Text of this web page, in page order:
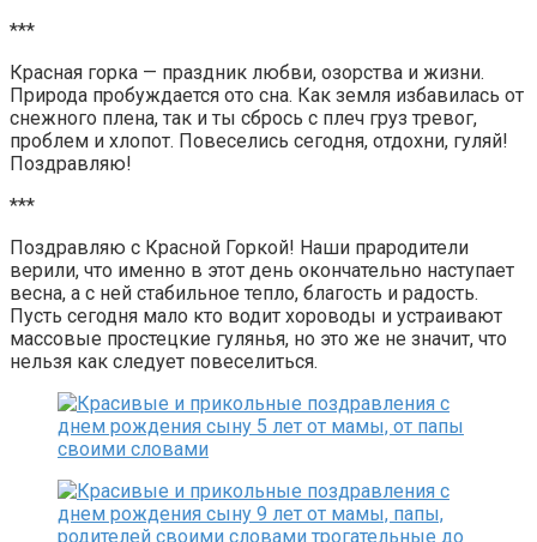
***
Красная горка — праздник любви, озорства и жизни.
Природа пробуждается ото сна. Как земля избавилась от
снежного плена, так и ты сбрось с плеч груз тревог,
проблем и хлопот. Повеселись сегодня, отдохни, гуляй!
Поздравляю!
***
Поздравляю с Красной Горкой! Наши прародители
верили, что именно в этот день окончательно наступает
весна, а с ней стабильное тепло, благость и радость.
Пусть сегодня мало кто водит хороводы и устраивают
массовые простецкие гулянья, но это же не значит, что
нельзя как следует повеселиться.